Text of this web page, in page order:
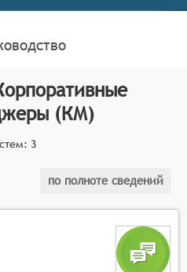
продуктов Соваре
функциональные критерии
классу Корпоративных
продукт должен
отличительным
аутентификация
доступом.
обмен данными с
ресурсами и
(КМ)
3
по полноте сведений